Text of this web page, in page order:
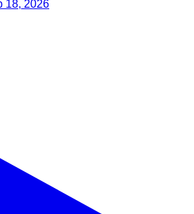
18, 2026